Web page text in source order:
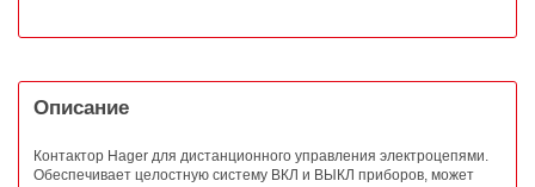
Описание
Контактор Hager для дистанционного управления электроцепями.
Обеспечивает целостную систему ВКЛ и ВЫКЛ приборов, может